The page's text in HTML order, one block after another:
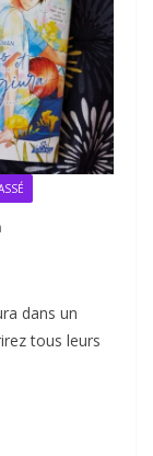
dans un
tous leurs